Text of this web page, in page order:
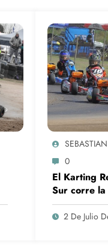
0
El Karting
Sur corre
año en
2 De Julio